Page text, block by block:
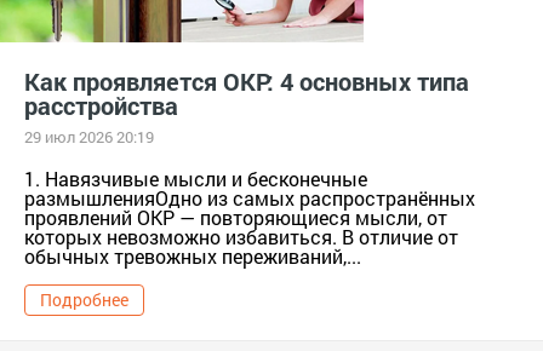
Как проявляется ОКР: 4 основных типа
расстройства
29 июл 2026 20:19
1. Навязчивые мысли и бесконечные
размышленияОдно из самых распространённых
проявлений ОКР — повторяющиеся мысли, от
которых невозможно избавиться. В отличие от
обычных тревожных переживаний,...
Подробнее